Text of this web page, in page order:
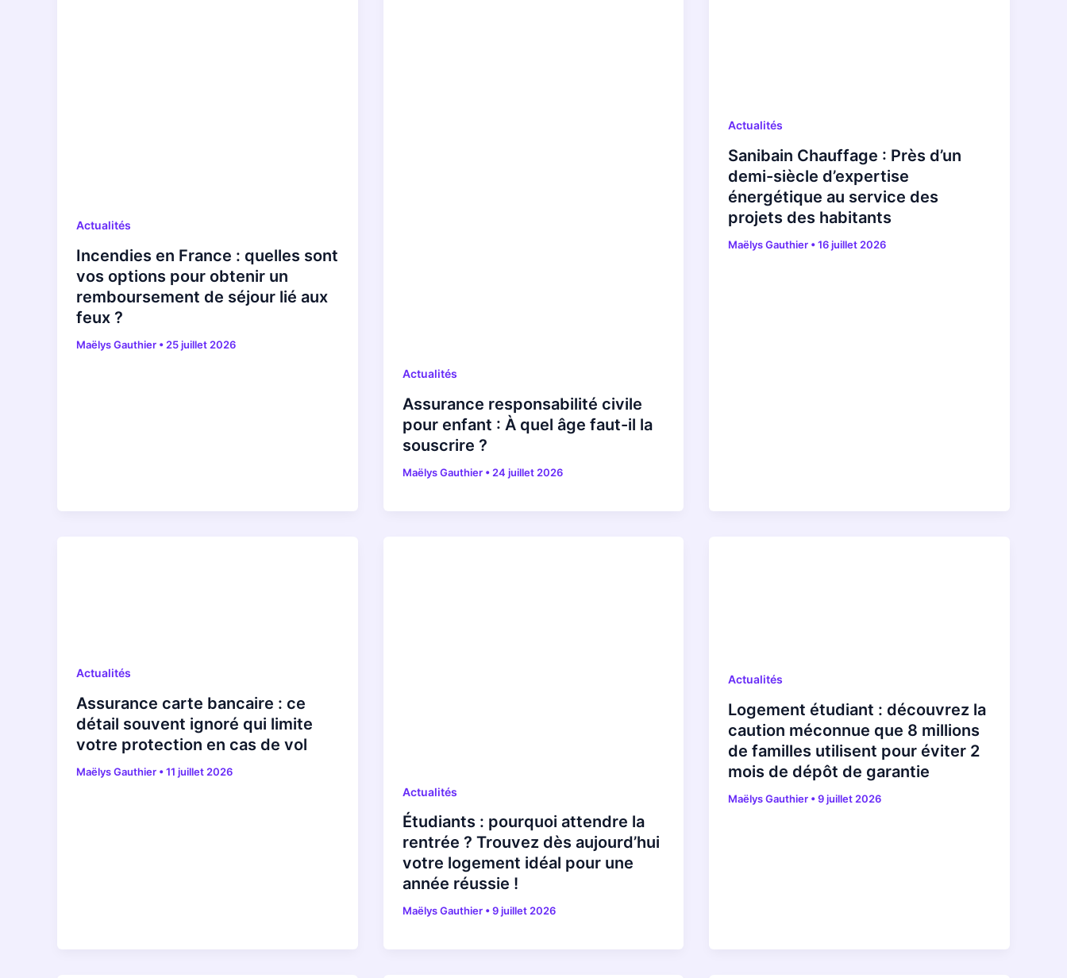
Actualités
Incendies en France : quelles sont
vos options pour obtenir un
remboursement de séjour lié aux
feux ?
Maëlys Gauthier • 25 juillet 2026
Actualités
Assurance responsabilité civile
pour enfant : À quel âge faut-il la
souscrire ?
Maëlys Gauthier • 24 juillet 2026
Actualités
Sanibain Chauffage : Près d’un
demi-siècle d’expertise
énergétique au service des
projets des habitants
Maëlys Gauthier •16 juillet 2026
Actualités
Assurance carte bancaire : ce
détail souvent ignoré qui limite
votre protection en cas de vol
Maëlys Gauthier •11 juillet 2026
Actualités
Étudiants : pourquoi attendre la
rentrée ? Trouvez dès aujourd’hui
votre logement idéal pour une
année réussie !
Maëlys Gauthier •9 juillet 2026
Actualités
Logement étudiant : découvrez la
caution méconnue que 8 millions
de familles utilisent pour éviter 2
mois de dépôt de garantie
Maëlys Gauthier •9 juillet 2026